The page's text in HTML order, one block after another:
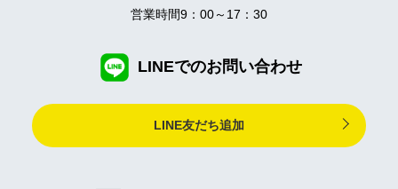
営業時間9：00～17：30
LINEでのお問い合わせ
LINE友だち追加